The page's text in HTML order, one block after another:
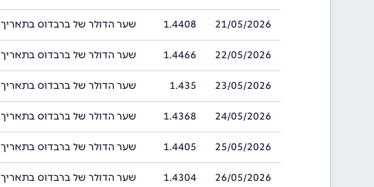
21/05/2026
1.4408 שער הדולר של ברבדוס בתאריך 21/05/2026 הוא 1.4408
22/05/2026
1.4466 שער הדולר של ברבדוס בתאריך 22/05/2026 הוא 1.4466
23/05/2026
1.435 שער הדולר של ברבדוס בתאריך 23/05/2026 הוא 1.435
24/05/2026
1.4368 שער הדולר של ברבדוס בתאריך 24/05/2026 הוא 1.4368
25/05/2026
1.4405 שער הדולר של ברבדוס בתאריך 25/05/2026 הוא 1.4405
26/05/2026
1.4304 שער הדולר של ברבדוס בתאריך 26/05/2026 הוא 1.4304